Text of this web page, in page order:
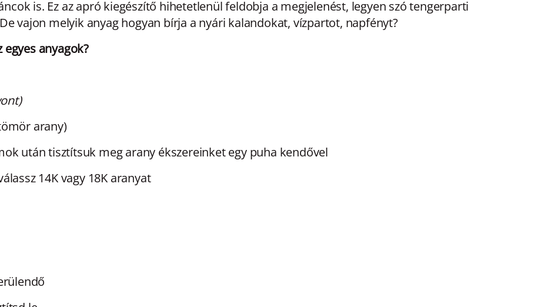
is. Ez az apró kiegészítő hihetetlenül feldobja a megjelenést, legyen szó tengerparti
vajon melyik anyag hogyan bírja a nyári kalandokat, vízpartot, napfényt?
anyagok?
arany)
után tisztítsuk meg arany ékszereinket egy puha kendővel
14K vagy 18K aranyat